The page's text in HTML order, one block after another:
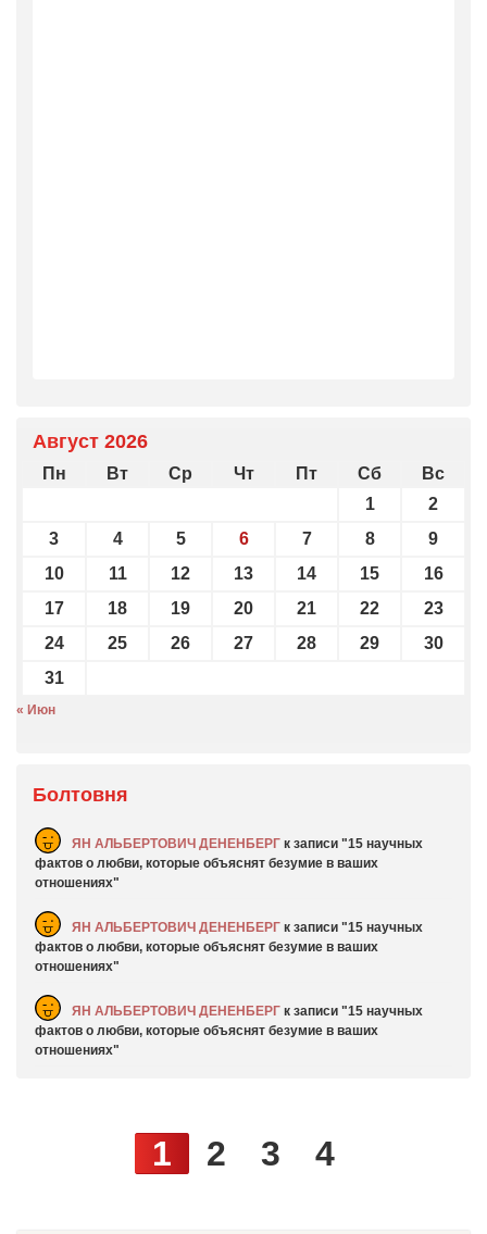
Август 2026
Пн Вт Ср Чт Пт Сб
Вс
1
2
3
4 5 6 7 8
9
10
11 12 13 14 15
16
17
18 19 20 21 22
23
24
25 26 27 28 29
30
31
« Июн
Болтовня
ЯН АЛЬБЕРТОВИЧ ДЕНЕНБЕРГ к записи
15 научных
фактов о любви, которые объяснят безумие в ваших
отношениях
ЯН АЛЬБЕРТОВИЧ ДЕНЕНБЕРГ к записи
15 научных
фактов о любви, которые объяснят безумие в ваших
отношениях
ЯН АЛЬБЕРТОВИЧ ДЕНЕНБЕРГ к записи
15 научных
фактов о любви, которые объяснят безумие в ваших
отношениях
1 2 3 4